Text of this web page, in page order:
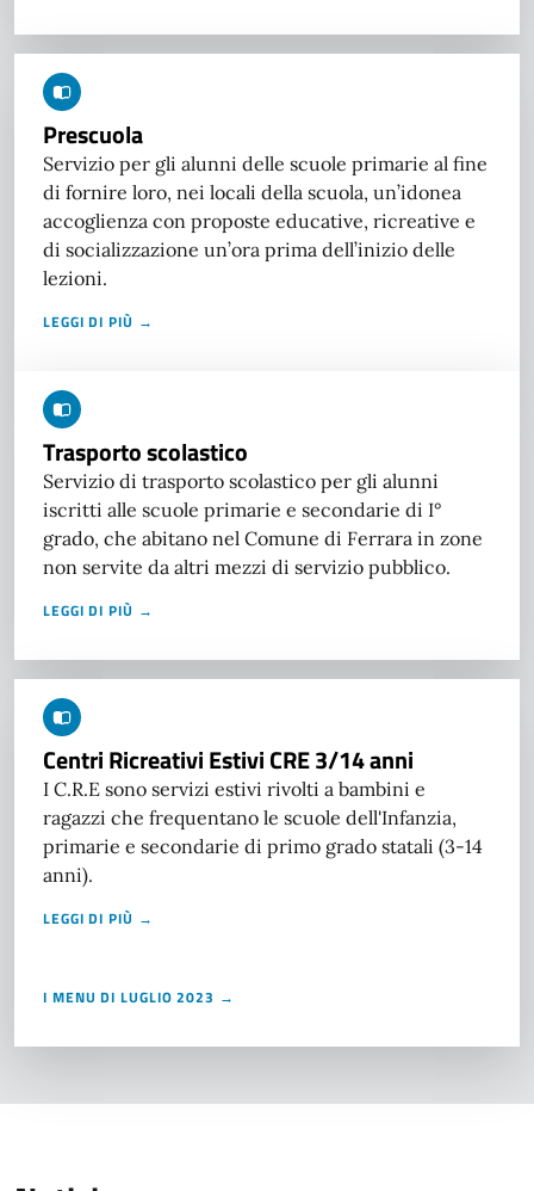
Prescuola
Servizio per gli alunni delle scuole primarie al fine
di fornire loro, nei locali della scuola, un’idonea
accoglienza con proposte educative, ricreative e
di socializzazione un’ora prima dell’inizio delle
lezioni.
LEGGI DI PIÙ →
Trasporto scolastico
Servizio di trasporto scolastico per gli alunni
iscritti alle scuole primarie e secondarie di I°
grado, che abitano nel Comune di Ferrara in zone
non servite da altri mezzi di servizio pubblico.
LEGGI DI PIÙ →
Centri Ricreativi Estivi CRE 3/14 anni
I C.R.E sono servizi estivi rivolti a bambini e
ragazzi che frequentano le scuole dell'Infanzia,
primarie e secondarie di primo grado statali (3-14
anni).
LEGGI DI PIÙ →
I MENU DI LUGLIO 2023 →